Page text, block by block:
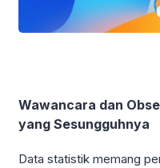
Wawancara dan
yang Sesungguhnya
Data statistik memang